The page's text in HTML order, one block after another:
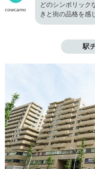
cowcamo
どのシンボリック
きと街の品格を感
駅